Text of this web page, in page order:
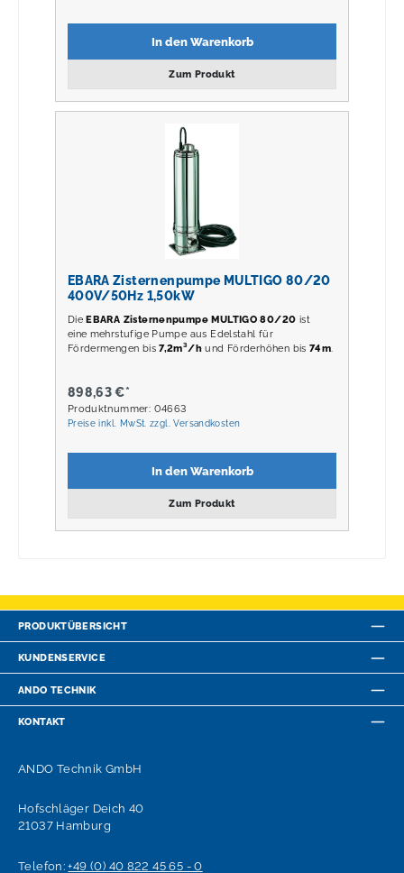
In den Warenkorb
Zum Produkt
EBARA Zisternenpumpe MULTIGO 80/20
400V/50Hz 1,50kW
DieEBARA Zisternenpumpe MULTIGO 80/20 ist
eine mehrstufige Pumpe aus Edelstahl für
Fördermengen bis7,2m³/h und Förderhöhen bis74m.
898,63 €*
Produktnummer: 04663
Preise inkl. MwSt. zzgl. Versandkosten
In den Warenkorb
Zum Produkt
PRODUKTÜBERSICHT
KUNDENSERVICE
ANDO TECHNIK
KONTAKT
ANDO Technik GmbH
Hofschläger Deich 40
21037 Hamburg
Telefon:+49 (0) 40 822 45 65 - 0